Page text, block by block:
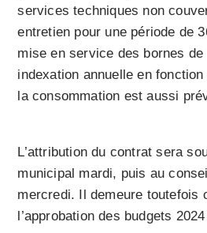
services techniques non
entretien pour une période de
mise en service des bornes de
indexation annuelle en
la consommation est aussi
L’attribution du contrat sera
municipal mardi, puis au
mercredi. Il demeure toutefois
l’approbation des budgets